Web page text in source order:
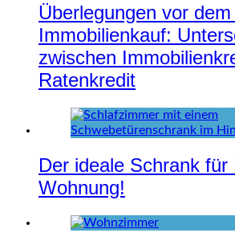
Überlegungen vor
Immobilienkauf:
zwischen
Ratenkredit
Der ideale Schrank für
Wohnung!